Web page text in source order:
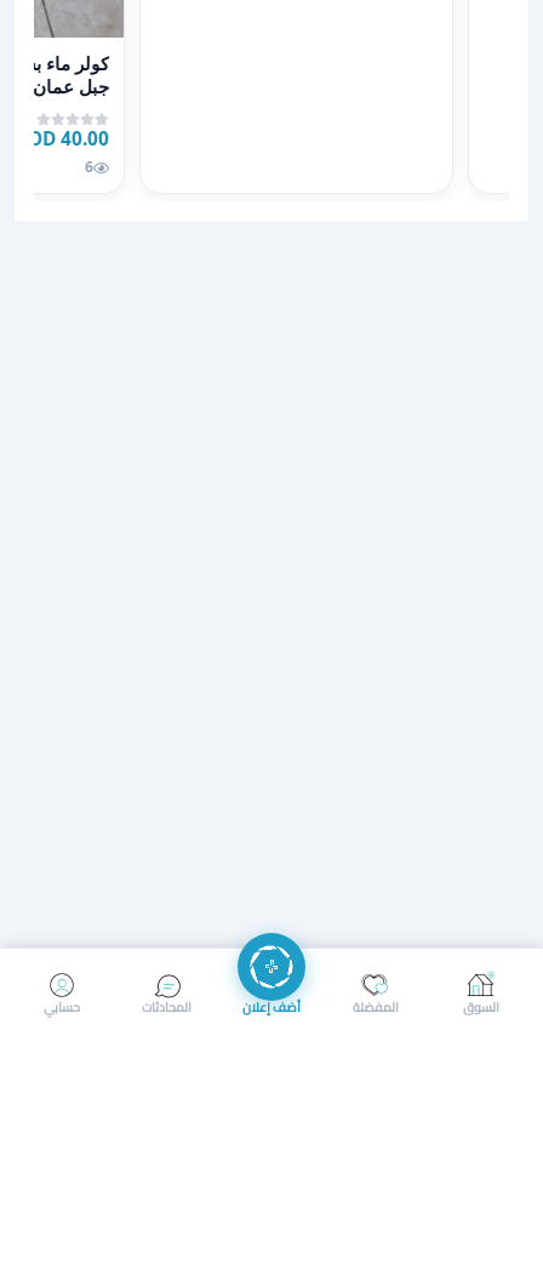
عرض تفاصيل كولر ماء
جبل عمان/ام
40.00 JOD
6
إرسال رسالة إجراء مكالمة
حسابي المحادثات أضف إعلان المفضلة السوق